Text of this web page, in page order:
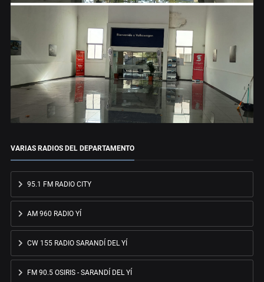
VARIAS RADIOS DEL DEPARTAMENTO
95.1 FM RADIO CITY
AM 960 RADIO YÍ
CW 155 RADIO SARANDÍ DEL YÍ
FM 90.5 OSIRIS - SARANDÍ DEL YÍ